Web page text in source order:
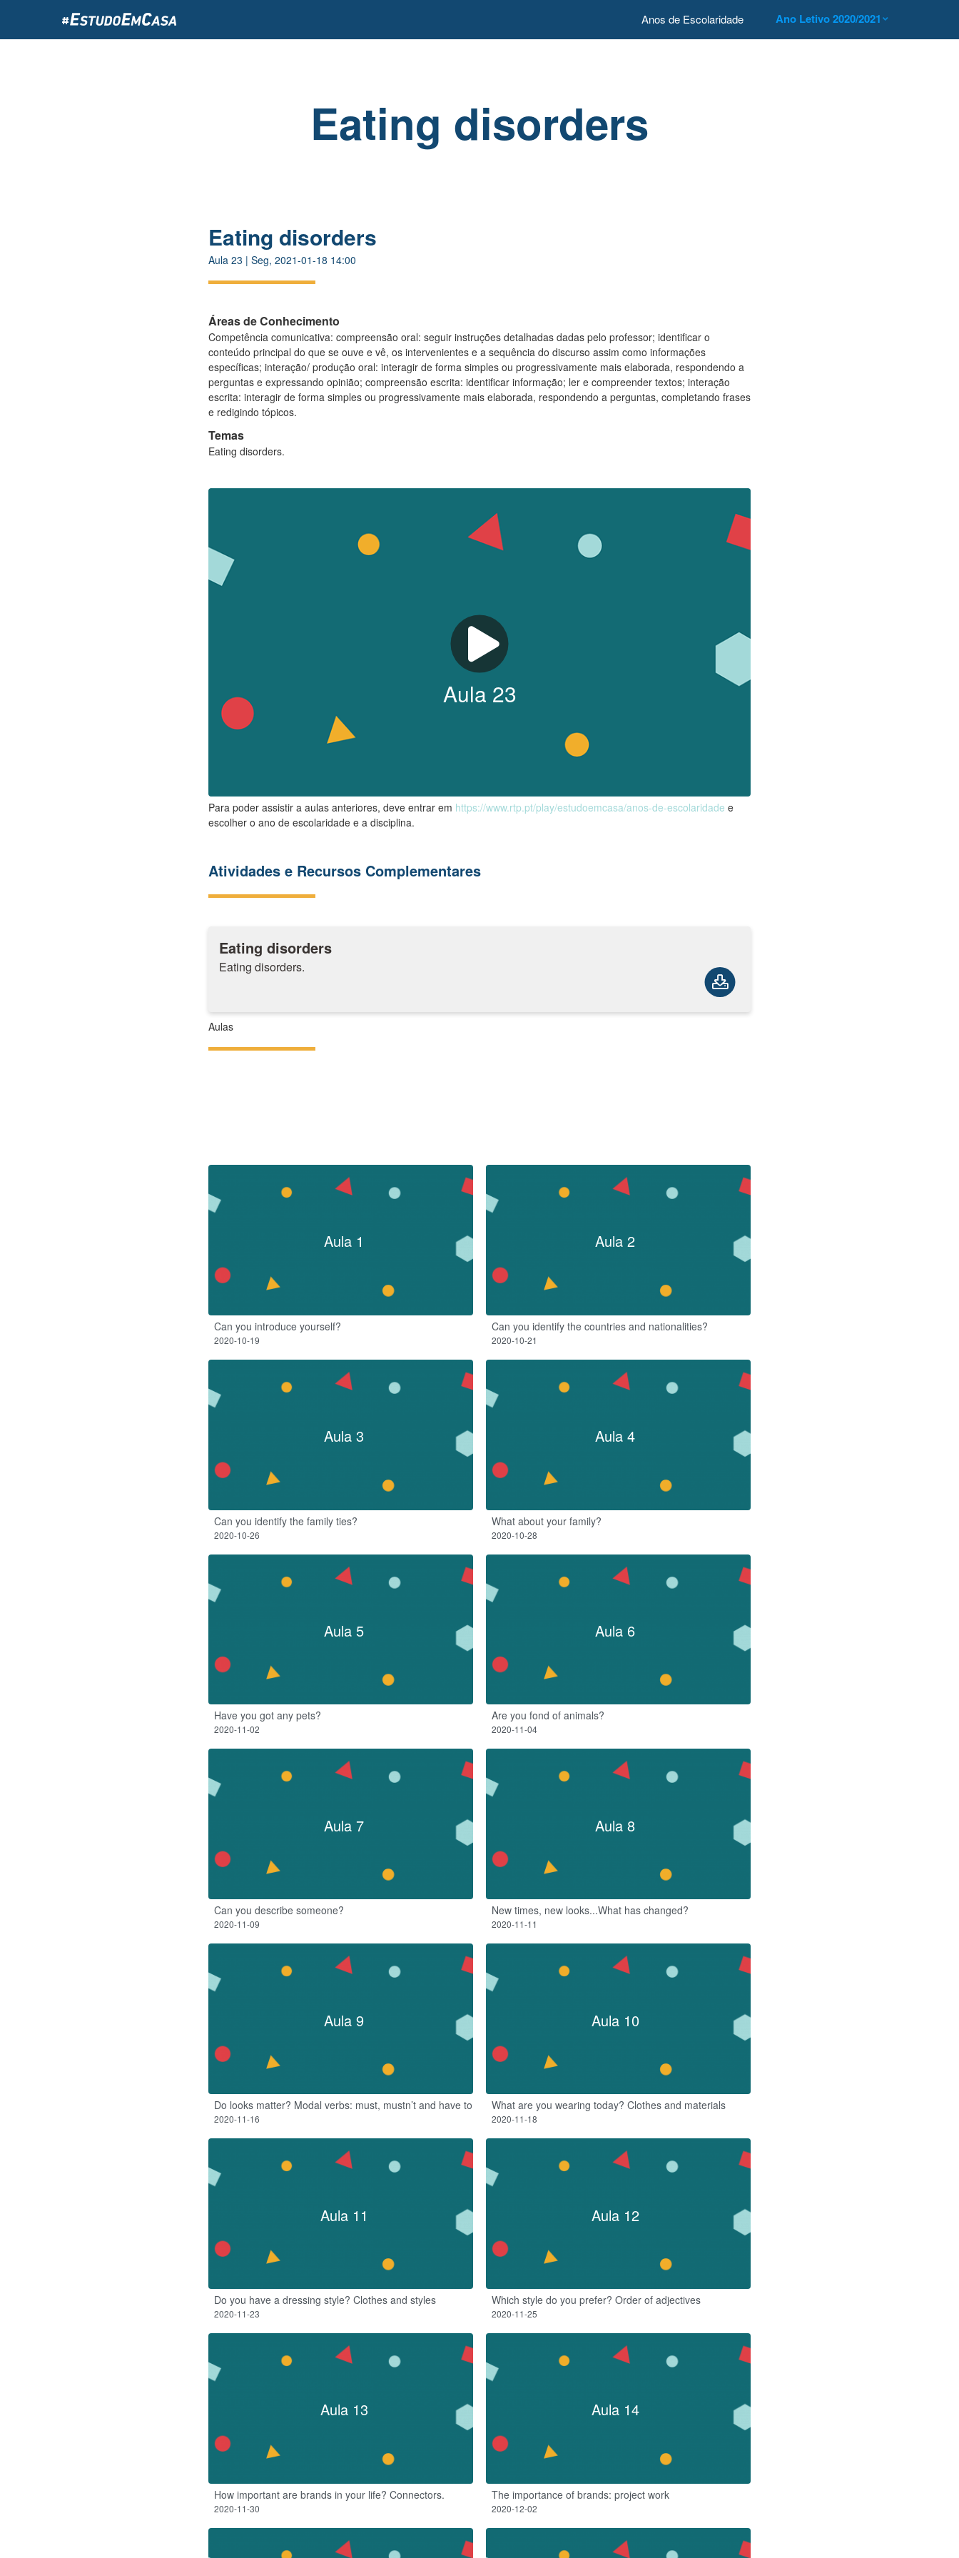
o
Anos de Escolaridade Ano Letivo 2020/2021
Eating disorders
Eating disorders
Aula 23 | Seg, 2021-01-18 14:00
Áreas de Conhecimento
Competência comunicativa: compreensão oral: seguir instruções detalhadas dadas pelo professor; identificar o
conteúdo principal do que se ouve e vê, os intervenientes e a sequência do discurso assim como informações
específicas; interação/ produção oral: interagir de forma simples ou progressivamente mais elaborada, respondendo a
perguntas e expressando opinião; compreensão escrita: identificar informação; ler e compreender textos; interação
escrita: interagir de forma simples ou progressivamente mais elaborada, respondendo a perguntas, completando frases
e redigindo tópicos.
Temas
Eating disorders.
Aula 23
Para poder assistir a aulas anteriores, deve entrar em https://www.rtp.pt/play/estudoemcasa/anos-de-escolaridade e
escolher o ano de escolaridade e a disciplina.
Atividades e Recursos Complementares
Eating disorders
Eating disorders.
Aulas
Aula 1
Can you introduce yourself?
2020-10-19
Aula 2
Can you identify the countries and nationalities?
2020-10-21
Aula 3
Can you identify the family ties?
2020-10-26
Aula 4
What about your family?
2020-10-28
Aula 5
Have you got any pets?
2020-11-02
Aula 6
Are you fond of animals?​
2020-11-04
Aula 7
Can you describe someone?
2020-11-09
Aula 8
New times, new looks...What has changed?
2020-11-11
Aula 9
Do looks matter? Modal verbs: must, mustn’t and have to
2020-11-16
Aula 10
What are you wearing today? Clothes and materials
2020-11-18
Aula 11
Do you have a dressing style? Clothes and styles
2020-11-23
Aula 12
Which style do you prefer? Order of adjectives
2020-11-25
Aula 13
How important are brands in your life? Connectors.
2020-11-30
Aula 14
The importance of brands: project work
2020-12-02